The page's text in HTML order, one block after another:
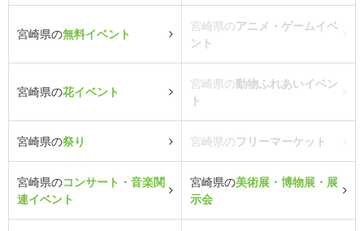
宮崎県の無料イベント
宮崎県のアニメ・ゲームイベ
ント
宮崎県の花イベント
宮崎県の動物ふれあいイベン
ト
宮崎県の祭り 宮崎県のフリーマーケット
宮崎県のコンサート・音楽関
連イベント
宮崎県の美術展・博物展・展
示会